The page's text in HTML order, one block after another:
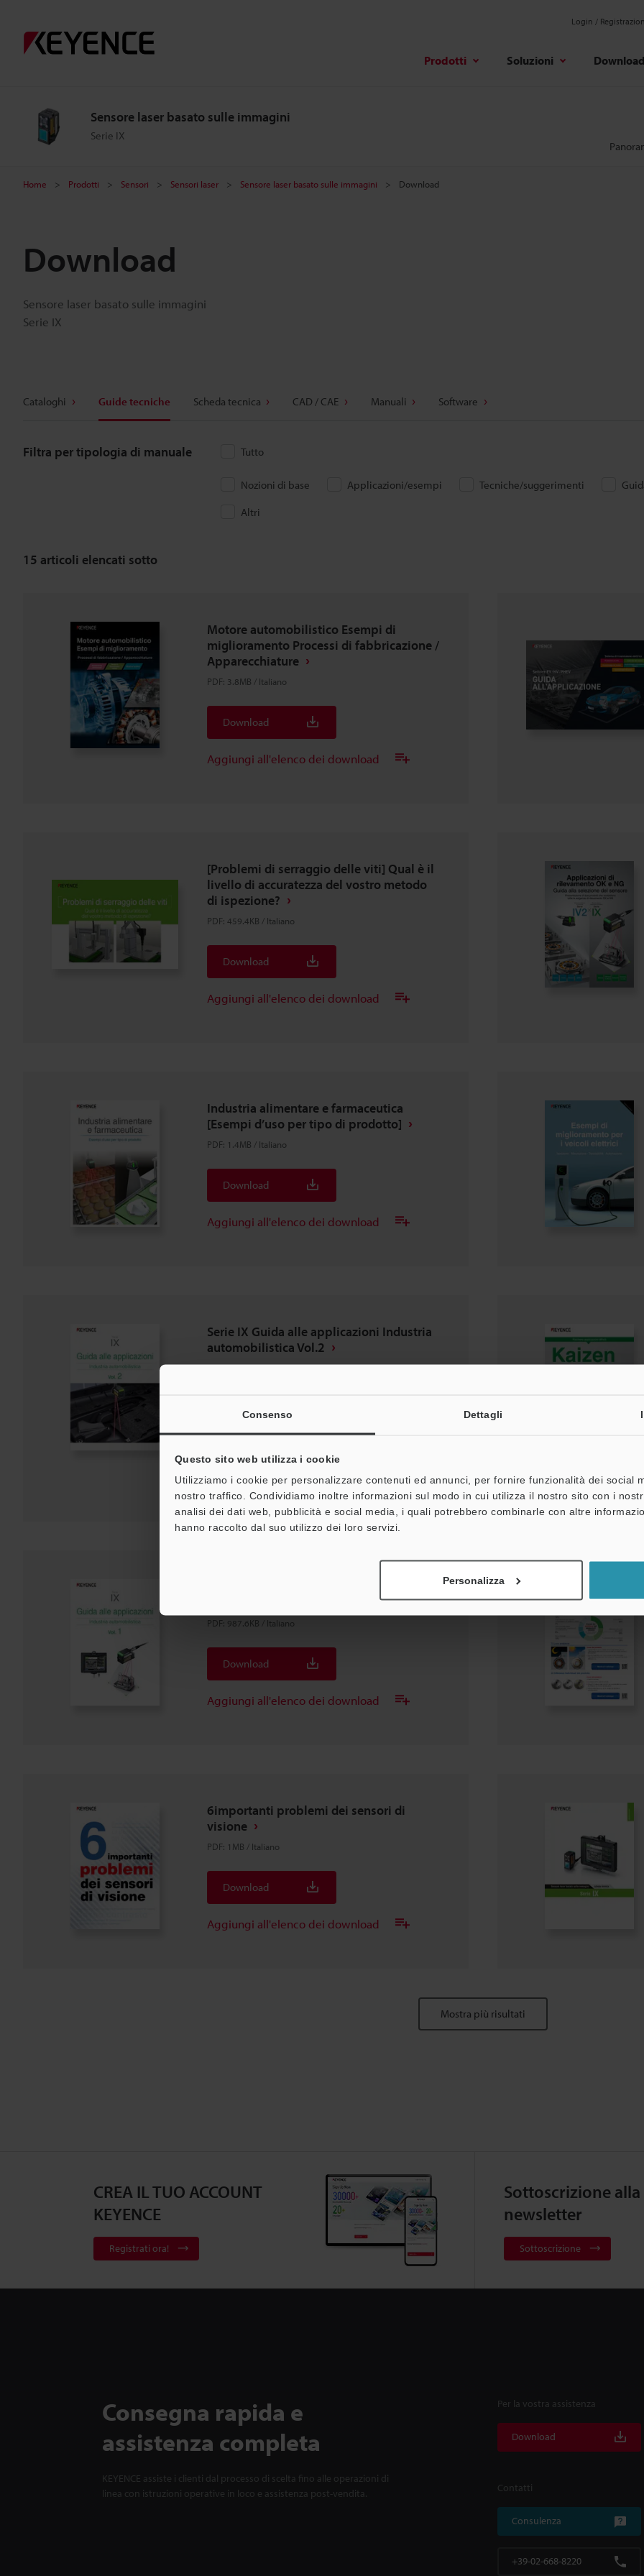
Consenso Dettagli
Questo sito web utilizza i cookie
Utilizziamo i cookie per personalizzare contenuti ed annunci, per fornire funzionalità dei social
nostro traffico. Condividiamo inoltre informazioni sul modo in cui utilizza il nostro sito con i
analisi dei dati web, pubblicità e social media, i quali potrebbero combinarle con altre
hanno raccolto dal suo utilizzo dei loro servizi.
Personalizza
Login /
Prodotti Soluzioni Download
Sensore laser basato sulle immagini
Serie IX
Home Prodotti Sensori Sensori laser Sensore laser basato sulle immagini Download
Download
Sensore laser basato sulle immagini
Serie IX
Cataloghi Guide tecniche Scheda tecnica CAD / CAE Manuali Software
Filtra per tipologia di manuale Tutto
Nozioni di base Applicazioni/esempi Tecniche/suggerimenti
Altri
15 articoli elencati sotto
Motore automobilistico Esempi di
miglioramento Processi di fabbricazione /
Apparecchiature
PDF: 3.8MB / Italiano
Download
Aggiungi all'elenco dei download
[Problemi di serraggio delle viti] Qual è il
livello di accuratezza del vostro metodo
di ispezione?
PDF: 459.4KB / Italiano
Download
Aggiungi all'elenco dei download
Industria alimentare e farmaceutica
[Esempi d’uso per tipo di prodotto]
PDF: 1.4MB / Italiano
Download
Aggiungi all'elenco dei download
Serie IX Guida alle applicazioni Industria
automobilistica Vol.2
PDF:1.1MB/Italiano
Download
Aggiungi all'elenco dei download
PDF: 987.6KB / Italiano
Download
Aggiungi all'elenco dei download
6importanti problemi dei sensori di
visione
PDF: 1MB / Italiano
Download
Aggiungi all'elenco dei download
Mostra più risultati
CREA IL TUO ACCOUNT
KEYENCE
Registrati ora!
Sottoscrizione alla
newsletter
Sottoscrizione
Consegna rapida e
assistenza completa
KEYENCE assiste i clienti dal processo di scelta fino alle operazioni di
linea con istruzioni operative in loco e assistenza post-vendita.
Per la vostra assistenza
Download
Contatti
Consulenza
+39-02-668-8220